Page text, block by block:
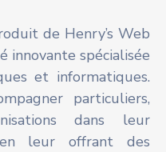
de Henry’s Web
innovante spécialisée
et informatiques.
particuliers,
dans leur
leur offrant des